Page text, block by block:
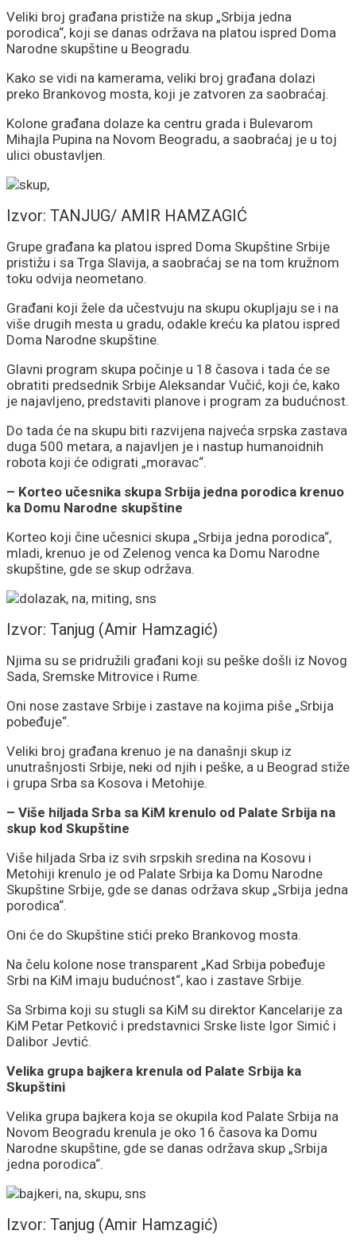
Veliki broj građana pristiže na skup „Srbija jedna
porodica“, koji se danas održava na platou ispred Doma
Narodne skupštine u Beogradu.
Kako se vidi na kamerama, veliki broj građana dolazi
preko Brankovog mosta, koji je zatvoren za saobraćaj.
Kolone građana dolaze ka centru grada i Bulevarom
Mihajla Pupina na Novom Beogradu, a saobraćaj je u toj
ulici obustavljen.
Izvor: TANJUG/ AMIR HAMZAGIĆ
Grupe građana ka platou ispred Doma Skupštine Srbije
pristižu i sa Trga Slavija, a saobraćaj se na tom kružnom
toku odvija neometano.
Građani koji žele da učestvuju na skupu okupljaju se i na
više drugih mesta u gradu, odakle kreću ka platou ispred
Doma Narodne skupštine.
Glavni program skupa počinje u 18 časova i tada će se
obratiti predsednik Srbije Aleksandar Vučić, koji će, kako
je najavljeno, predstaviti planove i program za budućnost.
Do tada će na skupu biti razvijena najveća srpska zastava
duga 500 metara, a najavljen je i nastup humanoidnih
robota koji će odigrati „moravac“.
– Korteo učesnika skupa Srbija jedna porodica krenuo
ka Domu Narodne skupštine
Korteo koji čine učesnici skupa „Srbija jedna porodica“,
mladi, krenuo je od Zelenog venca ka Domu Narodne
skupštine, gde se skup održava.
Izvor: Tanjug (Amir Hamzagić)
Njima su se pridružili građani koji su peške došli iz Novog
Sada, Sremske Mitrovice i Rume.
Oni nose zastave Srbije i zastave na kojima piše „Srbija
pobeđuje“.
Veliki broj građana krenuo je na današnji skup iz
unutrašnjosti Srbije, neki od njih i peške, a u Beograd stiže
i grupa Srba sa Kosova i Metohije.
– Više hiljada Srba sa KiM krenulo od Palate Srbija na
skup kod Skupštine
Više hiljada Srba iz svih srpskih sredina na Kosovu i
Metohiji krenulo je od Palate Srbija ka Domu Narodne
Skupštine Srbije, gde se danas održava skup „Srbija jedna
porodica“.
Oni će do Skupštine stići preko Brankovog mosta.
Na čelu kolone nose transparent „Kad Srbija pobeđuje
Srbi na KiM imaju budućnost“, kao i zastave Srbije.
Sa Srbima koji su stugli sa KiM su direktor Kancelarije za
KiM Petar Petković i predstavnici Srske liste Igor Simić i
Dalibor Jevtić.
Velika grupa bajkera krenula od Palate Srbija ka
Skupštini
Velika grupa bajkera koja se okupila kod Palate Srbija na
Novom Beogradu krenula je oko 16 časova ka Domu
Narodne skupštine, gde se danas održava skup „Srbija
jedna porodica“.
Izvor: Tanjug (Amir Hamzagić)